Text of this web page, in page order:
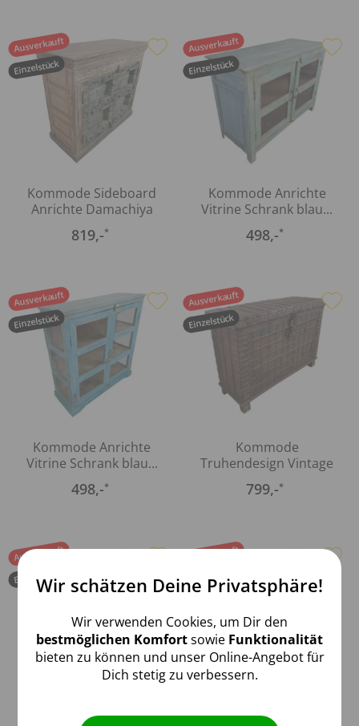
Ausverkauft
Einzelstück
Kommode Sideboard
Anrichte Damachiya
Vintage...
819,-*
Ausverkauft
Einzelstück
Kommode Anrichte
Vitrine Schrank blau...
498,-*
Ausverkauft
Einzelstück
Kommode Anrichte
Vitrine Schrank blau...
498,-*
Ausverkauft
Einzelstück
Kommode
Truhendesign Vintage
Massivholz Altholz...
799,-*
Ausverkauft
Einzelstück
Truhendesign Vintage
Ausverkauft
Einzelstück
Truhendesign Vintage
Funktionale Aktiv
Marketing Inaktiv
Inaktiv
Wir schätzen Deine Privatsphäre!
Wir verwenden Cookies, um Dir den
bestmöglichen Komfortsowie Funktionalität
bieten zu können und unser Online-Angebot für
Dich stetig zu verbessern.